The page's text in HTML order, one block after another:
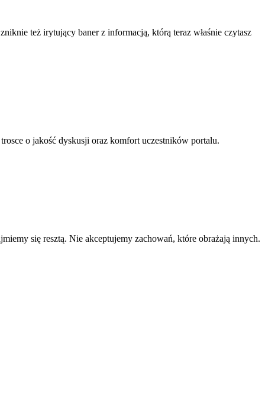
też irytujący baner z informacją, którą teraz właśnie czytasz
o jakość dyskusji oraz komfort uczestników portalu.
się resztą. Nie akceptujemy zachowań, które obrażają innych.